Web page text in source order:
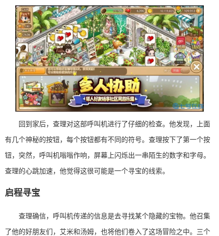
回到家后，查理对这部呼叫机进行了仔细的检查。他发现，上面
有几个神秘的按钮，每个按钮都有不同的符号。查理按下了第一个按
钮，突然，呼叫机嗡嗡作响，屏幕上闪烁出一串陌生的数字和字母。
查理的心跳加速，他觉得这很可能是一个寻宝的线索。
启程寻宝
查理确信，呼叫机传递的信息是去寻找某个隐藏的宝物。他召集
了他的好朋友们，艾米和汤姆，也将他们卷入了这场冒险之中。三个